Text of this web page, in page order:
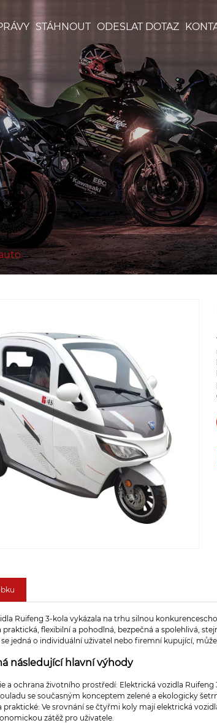
STÁHNOUT ODESLAT DOTAZ
Ruifeng 3-kola vykázala na trhu silnou
flexibilní a pohodlná, bezpečná a spolehlivá,
se jedná o individuální uživatel nebo firemní kupující,
následující hlavní výhody
a ochrana životního prostředí: Elektrická vozidla
se současným konceptem zelené a ekologicky
praktické: Ve srovnání se čtyřmi koly mají elektrická
zátěž pro uživatele.